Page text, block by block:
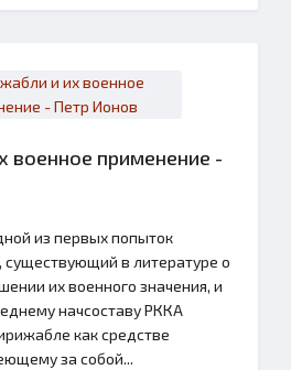
военное применение -
из первых попыток
существующий в литературе о
их военного значения, и
начсоставу РККА
как средстве
за собой...